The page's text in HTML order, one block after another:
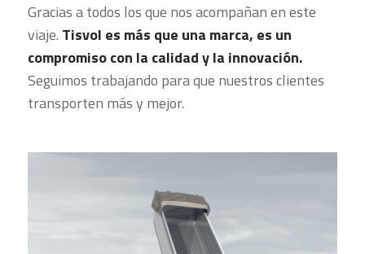
Gracias a todos los que nos acompañan en este
viaje. Tisvol es más que una marca, es un
compromiso con la calidad y la innovación.
Seguimos trabajando para que nuestros clientes
transporten más y mejor.